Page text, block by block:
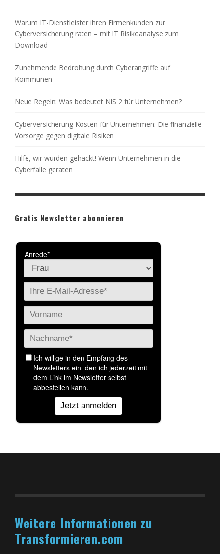
Warum IT-Dienstleister ihren Firmenkunden zur
Cyberversicherung raten – mit IT Risikoanalyse zum
Download
Zunehmende Bedrohung durch Cyberangriffe auf
Kommunen
Neue Regeln: Was bedeutet NIS 2 für Unternehmen?
Cyberversicherung Kosten für Unternehmen: Die finanzielle
Vorsorge gegen digitale Risiken
Hilfe, wir wurden gehackt! Wenn Unternehmen in die
Cyberfalle geraten
Gratis Newsletter abonnieren
Weitere Informationen zu
Transformieren.com